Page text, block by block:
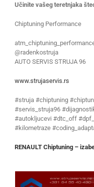
Učinite vašeg teretnjaka
Chiptuning Performance
@radenkostruja
AUTO SERVIS STRUJA 96
www.strujaservis.rs
#struja #chiptuning
#servis_struja96
#autokljucevi #dtc_off
#kilometraze
RENAULT Chiptuning –